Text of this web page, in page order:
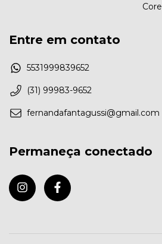
Entre em contato
5531999839652
(31) 99983-9652
fernandafantagussi@gmail.com
Permaneça conectado